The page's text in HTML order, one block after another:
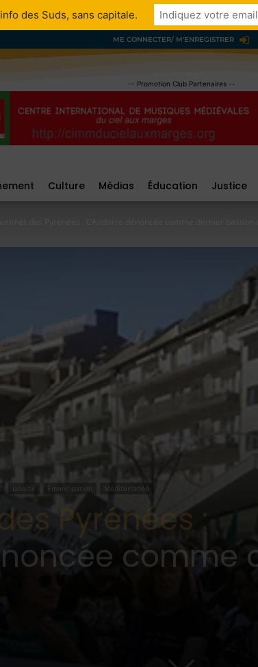
ME CONNECTER/ M'ENREGISTRER
-- Promotion Club Partenaires --
Culture Médias Éducation Justice
Liberté Émancipation Méditerranée
Pyrénées :
comme
des Suds, sans capitale.